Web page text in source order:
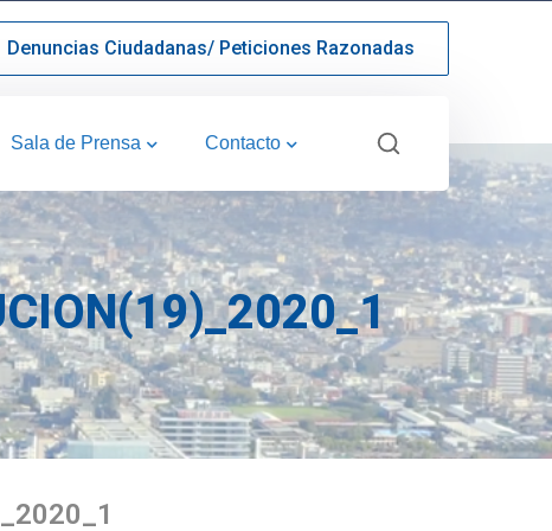
Denuncias Ciudadanas/ Peticiones Razonadas
Sala de Prensa Contacto